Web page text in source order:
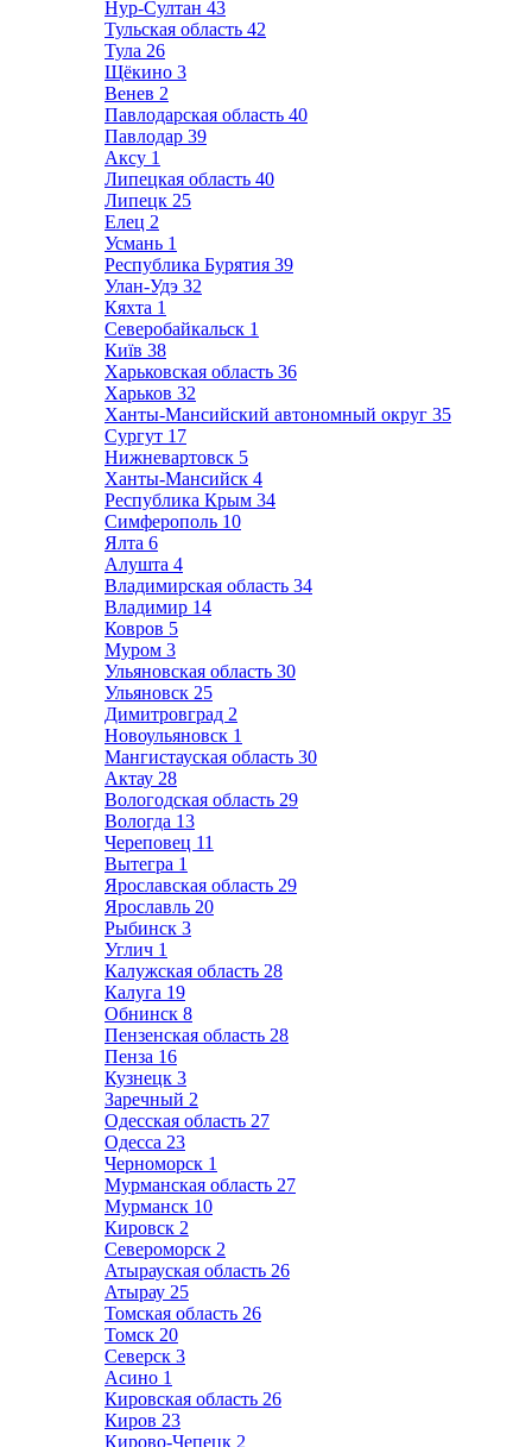
Нур-Султан 43
Тульская область 42
Тула 26
Щёкино 3
Венев 2
Павлодарская область 40
Павлодар 39
Аксу 1
Липецкая область 40
Липецк 25
Елец 2
Усмань 1
Республика Бурятия 39
Улан-Удэ 32
Кяхта 1
Северобайкальск 1
Київ 38
Харьковская область 36
Харьков 32
Ханты-Мансийский автономный округ 35
Сургут 17
Нижневартовск 5
Ханты-Мансийск 4
Республика Крым 34
Симферополь 10
Ялта 6
Алушта 4
Владимирская область 34
Владимир 14
Ковров 5
Муром 3
Ульяновская область 30
Ульяновск 25
Димитровград 2
Новоульяновск 1
Мангистауская область 30
Актау 28
Вологодская область 29
Вологда 13
Череповец 11
Вытегра 1
Ярославская область 29
Ярославль 20
Рыбинск 3
Углич 1
Калужская область 28
Калуга 19
Обнинск 8
Пензенская область 28
Пенза 16
Кузнецк 3
Заречный 2
Одесская область 27
Одесса 23
Черноморск 1
Мурманская область 27
Мурманск 10
Кировск 2
Североморск 2
Атырауская область 26
Атырау 25
Томская область 26
Томск 20
Северск 3
Асино 1
Кировская область 26
Киров 23
Кирово-Чепецк 2